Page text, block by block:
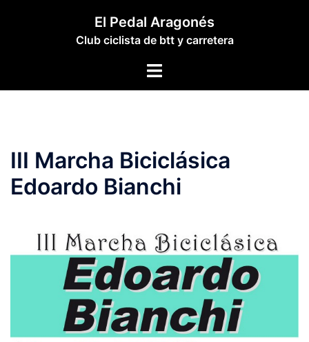
El Pedal Aragonés
Club ciclista de btt y carretera
Alternar
III Marcha Biciclásica
Edoardo Bianchi